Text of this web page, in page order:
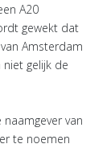
A20
gewekt dat
Amsterdam
gelijk de
van
te noemen